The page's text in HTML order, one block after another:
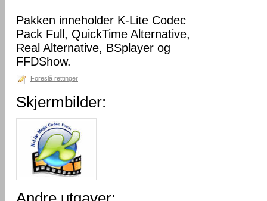
Pakken inneholder K-Lite Codec
Pack Full, QuickTime Alternative,
Real Alternative, BSplayer og
FFDShow.
Foreslå rettinger
Skjermbilder: